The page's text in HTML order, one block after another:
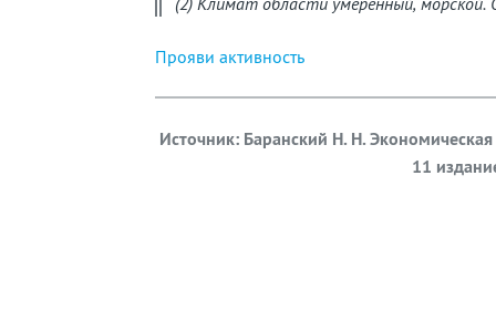
Прояви активность
Источник: Баранский Н. Н.
11